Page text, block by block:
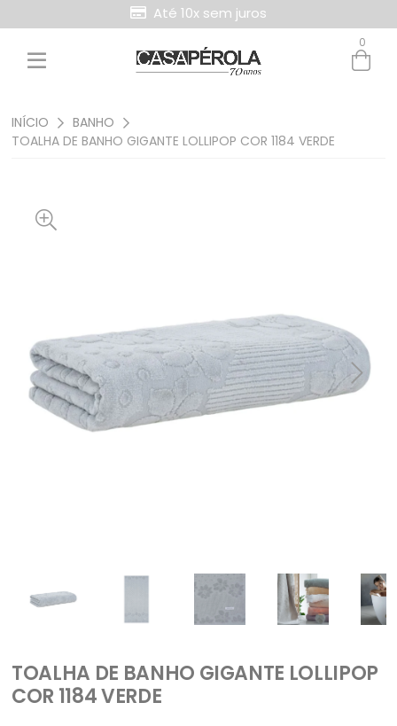
Entre com email ou cpf/cnpj
Até 10x sem juros
0
INÍCIO
BANHO
TOALHA DE BANHO GIGANTE LOLLIPOP COR 1184 VERDE
TOALHA DE BANHO GIGANTE LOLLIPOP
COR 1184 VERDE